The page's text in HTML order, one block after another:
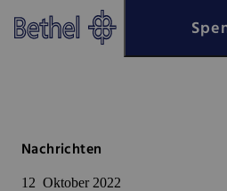
Zum Hauptinhalt springen
Zur Fußzeile springen
Nachrichten
12 Oktober 2022